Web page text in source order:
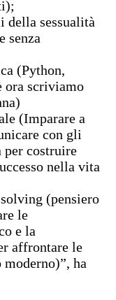
della sessualità
senza
(Python,
ora scriviamo
(Imparare a
con gli
per costruire
nella vita
(pensiero
le
e la
affrontare le
ha